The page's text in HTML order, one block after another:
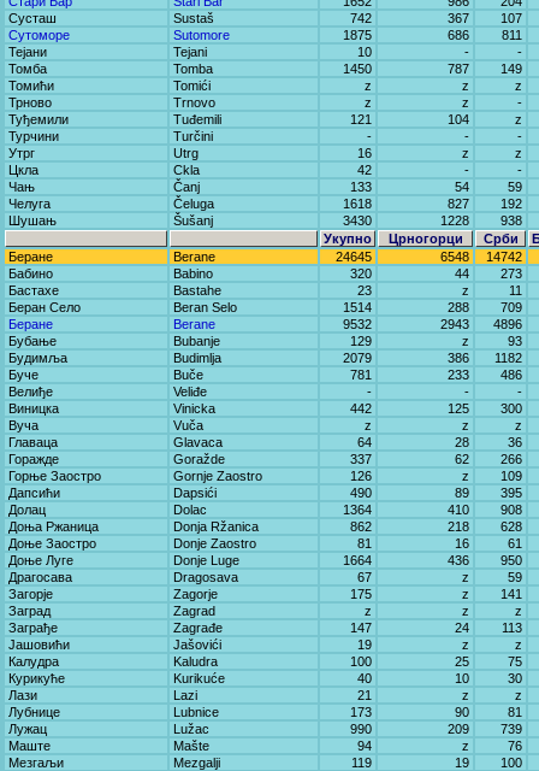
Сусташ
Sustaš 742 367
107
Сутоморе
Sutomore 1875 686
811
Тејани
Tejani 10 -
-
Томба
Tomba 1450 787
149
Томићи
Tomići z z
z
Трново
Trnovo z z
-
Туђемили
Tuđemili 121 104
z
Турчини
Turčini - -
-
Утрг
Utrg 16 z
z
Цкла
Ckla 42 -
-
Чањ
Čanj 133 54
59
Челуга
Čeluga 1618 827
192
Шушањ
Šušanj 3430 1228
938
Укупно
Црногорци Срби
Беране
Berane 24645 6548
14742
Бабино
Babino 320 44
273
Бастахе
Bastahe 23 z
11
Беран Село
Beran Selo 1514 288
709
Беране
Berane 9532 2943
4896
Бубање
Bubanje 129 z
93
Будимља
Budimlja 2079 386
1182
Буче
Buče 781 233
486
Велиђе
Veliđe - -
-
Виницка
Vinicka 442 125
300
Вуча
Vuča z z
z
Главаца
Glavaca 64 28
36
Горажде
Goražde 337 62
266
Горње Заостро
Gornje Zaostro 126 z
109
Дапсићи
Dapsići 490 89
395
Долац
Dolac 1364 410
908
Доња Ржаница
Donja Ržanica 862 218
628
Доње Заостро
Donje Zaostro 81 16
61
Доње Луге
Donje Luge 1664 436
950
Драгосава
Dragosava 67 z
59
Загорје
Zagorje 175 z
141
Заград
Zagrad z z
z
Заграђе
Zagrađe 147 24
113
Јашовићи
Jašovići 19 z
z
Калудра
Kaludra 100 25
75
Курикуће
Kurikuće 40 10
30
Лази
Lazi 21 z
z
Лубнице
Lubnice 173 90
81
Лужац
Lužac 990 209
739
Маште
Mašte 94 z
76
Мезгаљи
Mezgalji 119 19
100